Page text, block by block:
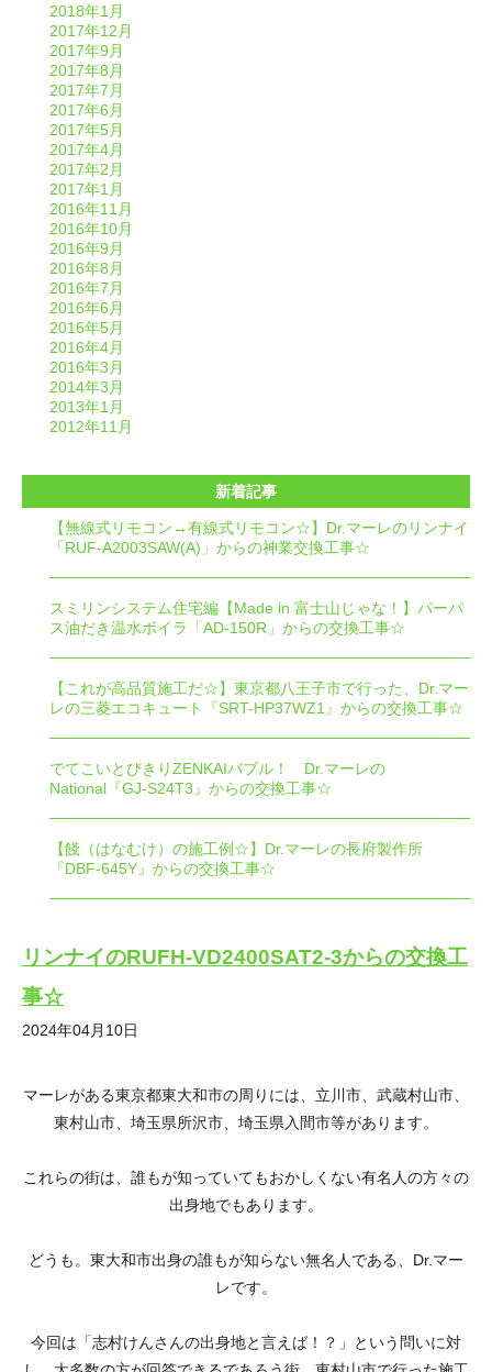
2018年1月
2017年12月
2017年9月
2017年8月
2017年7月
2017年6月
2017年5月
2017年4月
2017年2月
2017年1月
2016年11月
2016年10月
2016年9月
2016年8月
2016年7月
2016年6月
2016年5月
2016年4月
2016年3月
2014年3月
2013年1月
2012年11月
新着記事
【無線式リモコン→有線式リモコン☆】Dr.マーレのリンナイ
「RUF-A2003SAW(A)」からの神業交換工事☆
スミリンシステム住宅編【Made in 富士山じゃな！】パーパ
ス油だき温水ボイラ「AD-150R」からの交換工事☆
【これが高品質施工だ☆】東京都八王子市で行った、Dr.マー
レの三菱エコキュート『SRT-HP37WZ1』からの交換工事☆
でてこいとびきりZENKAIバブル！ Dr.マーレの
National『GJ-S24T3』からの交換工事☆
【餞（はなむけ）の施工例☆】Dr.マーレの長府製作所
『DBF-645Y』からの交換工事☆
リンナイのRUFH-VD2400SAT2-3からの交換工
事☆
2024年04月10日
マーレがある東京都東大和市の周りには、立川市、武蔵村山市、
東村山市、埼玉県所沢市、埼玉県入間市等があります。
これらの街は、誰もが知っていてもおかしくない有名人の方々の
出身地でもあります。
どうも。東大和市出身の誰もが知らない無名人である、Dr.マー
レです。
今回は「志村けんさんの出身地と言えば！？」という問いに対